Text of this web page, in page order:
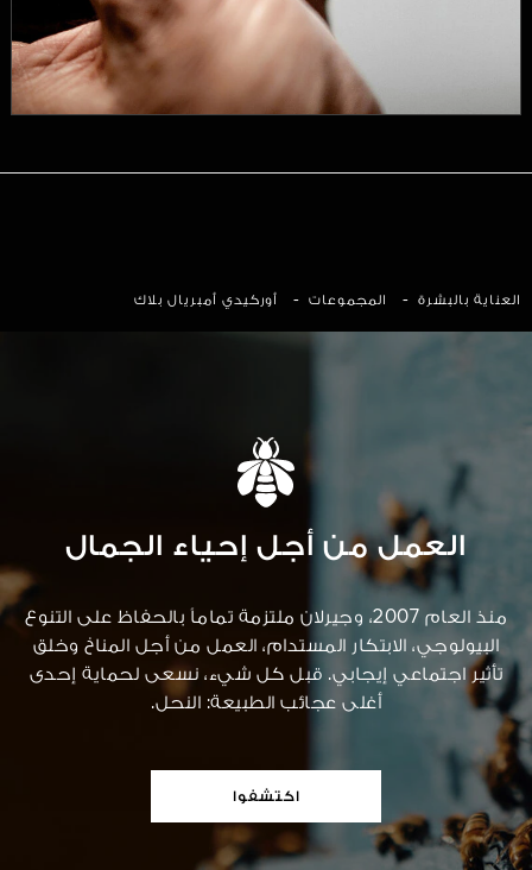
العناية بالبشرة - المجموعات - أوركيدي أمبريال بلاك
العمل من أجل إحياء الجمال
منذ العام 2007، وجيرلان ملتزمة تماماً بالحفاظ على التنوع
البيولوجي، الابتكار المستدام، العمل من أجل المناخ وخلق
تأثير اجتماعي إيجابي. قبل كل شيء، نسعى لحماية إحدى
أغلى عجائب الطبيعة: النحل.
اكتشفوا